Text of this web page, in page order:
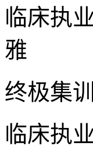
临床执
雅
终极集
临床执